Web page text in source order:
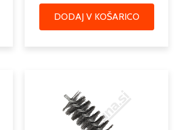
DODAJ V KOŠARICO